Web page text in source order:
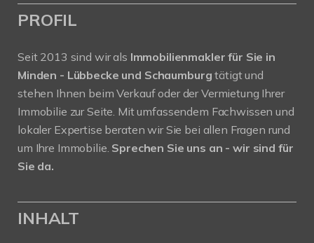
PROFIL
Seit 2013 sind wir als Immobilienmakler für Sie in
Minden - Lübbecke und Schaumburgtätigt und
stehen Ihnen beim Verkauf oder der Vermietung Ihrer
Immobilie zur Seite. Mit umfassendem Fachwissen und
lokaler Expertise beraten wir Sie bei allen Fragen rund
um Ihre Immobilie. Sprechen Sie uns an - wir sind für
Sie da.
INHALT